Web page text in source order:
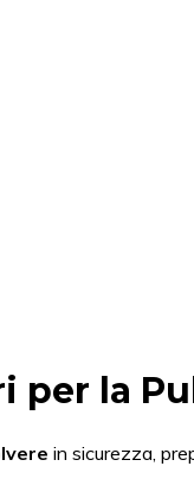
per la
in sicurezza,